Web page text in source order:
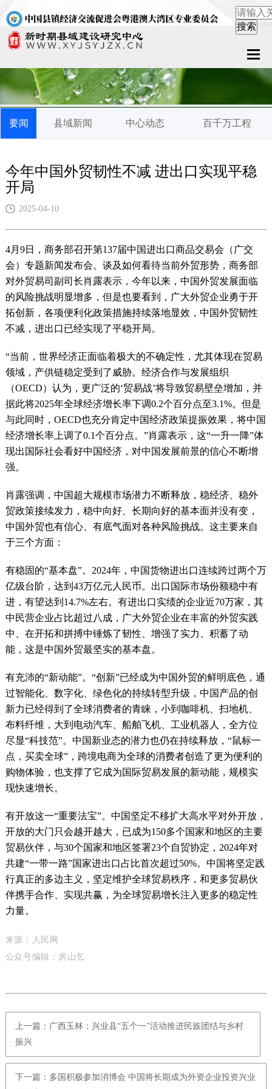
关于中心
新闻中心
案例中心
在线留言
要闻 县域新闻 中心动态 百千万工程
今年中国外贸韧性不减 进出口实现平稳
开局
2025-04-10
4月9日，商务部召开第137届中国进出口商品交易会（广交
会）专题新闻发布会。谈及如何看待当前外贸形势，商务部
对外贸易司副司长肖露表示，今年以来，中国外贸发展面临
的风险挑战明显增多，但是也要看到，广大外贸企业勇于开
拓创新，各项便利化政策措施持续落地显效，中国外贸韧性
不减，进出口已经实现了平稳开局。
“当前，世界经济正面临着极大的不确定性，尤其体现在贸易
领域，产供链稳定受到了威胁。经济合作与发展组织
（OECD）认为，更广泛的‘贸易战’将导致贸易壁垒增加，并
据此将2025年全球经济增长率下调0.2个百分点至3.1%。但是
与此同时，OECD也充分肯定中国经济政策提振效果，将中国
经济增长率上调了0.1个百分点。”肖露表示，这“一升一降”体
现出国际社会看好中国经济，对中国发展前景的信心不断增
强。
肖露强调，中国超大规模市场潜力不断释放，稳经济、稳外
贸政策接续发力，稳中向好、长期向好的基本面并没有变，
中国外贸也有信心、有底气面对各种风险挑战。这主要来自
于三个方面：
有稳固的“基本盘”。2024年，中国货物进出口连续跨过两个万
亿级台阶，达到43万亿元人民币。出口国际市场份额稳中有
进，有望达到14.7%左右。有进出口实绩的企业近70万家，其
中民营企业占比超过八成，广大外贸企业在丰富的外贸实践
中、在开拓和拼搏中锤炼了韧性、增强了实力、积蓄了动
能，这是中国外贸最坚实的基本盘。
有充沛的“新动能”。“创新”已经成为中国外贸的鲜明底色，通
过智能化、数字化、绿色化的持续转型升级，中国产品的创
新力已经得到了全球消费者的青睐，小到咖啡机、扫地机、
布料纤维，大到电动汽车、船舶飞机、工业机器人，全方位
尽显“科技范”。中国新业态的潜力也仍在持续释放，“鼠标一
点，买卖全球”，跨境电商为全球的消费者创造了更为便利的
购物体验，也支撑了它成为国际贸易发展的新动能，规模实
现快速增长。
有开放这一“重要法宝”。中国坚定不移扩大高水平对外开放，
开放的大门只会越开越大，已成为150多个国家和地区的主要
贸易伙伴，与30个国家和地区签署23个自贸协定，2024年对
共建“一带一路”国家进出口占比首次超过50%。中国将坚定践
行真正的多边主义，坚定维护全球贸易秩序，和更多贸易伙
伴携手合作、实现共赢，为全球贸易增长注入更多的稳定性
力量。
来源：人民网
公众号编辑：房山乞
上一篇：广西玉林：兴业县“五个一”活动推进民族团结与乡村
振兴
下一篇：多国积极参加消博会 中国将长期成为外资企业投资兴业